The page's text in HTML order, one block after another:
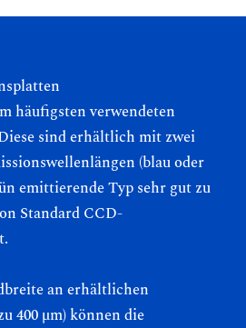
häufigsten verwendeten
sind erhältlich mit zwei
(blau oder
emittierende Typ sehr gut zu
Standard CCD-
an erhältlichen
400 μm) können die